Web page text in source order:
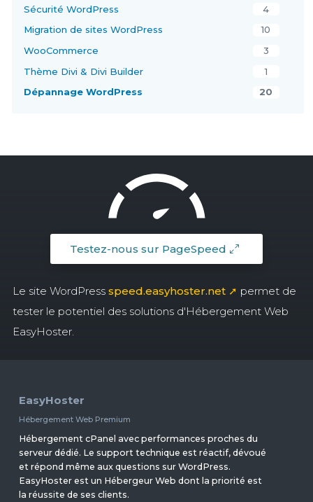
Sécurité WordPress
4
Migration de sites WordPress
10
WooCommerce
3
Thème Divi & Divi Builder
1
Dépannage WordPress
20
Testez-nous sur PageSpeed
Le site WordPress speed.easyhoster.net ➚ permet de
tester le potentiel des solutions d'Hébergement Web
EasyHoster.
EasyHoster
Hébergement Web Premium
Hébergement cPanel avec performances proches du
serveur dédié. Le support technique est réactif, dévoué
et répond même aux questions sur WordPress.
EasyHoster est un Hébergeur Web dont la priorité est
la réussite de ses clients.